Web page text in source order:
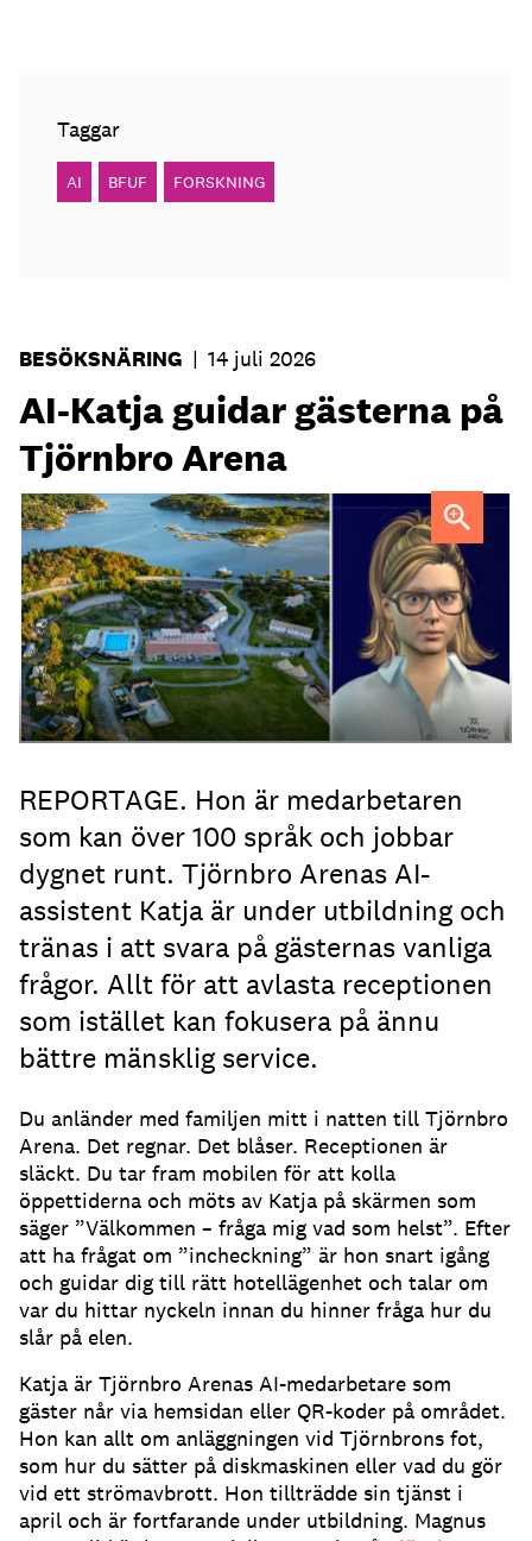
Taggar
AI BFUF FORSKNING
BESÖKSNÄRING | 14 juli 2026
AI-Katja guidar gästerna på
Tjörnbro Arena
AI-medarbetaren Katja tillträdde i tjänst i april.
REPORTAGE. Hon är medarbetaren
som kan över 100 språk och jobbar
dygnet runt. Tjörnbro Arenas AI-
assistent Katja är under utbildning och
tränas i att svara på gästernas vanliga
frågor. Allt för att avlasta receptionen
som istället kan fokusera på ännu
bättre mänsklig service.
Du anländer med familjen mitt i natten till Tjörnbro
Arena. Det regnar. Det blåser. Receptionen är
släckt. Du tar fram mobilen för att kolla
öppettiderna och möts av Katja på skärmen som
säger ”Välkommen – fråga mig vad som helst”. Efter
att ha frågat om ”incheckning” är hon snart igång
och guidar dig till rätt hotellägenhet och talar om
var du hittar nyckeln innan du hinner fråga hur du
slår på elen.
Katja är Tjörnbro Arenas AI-medarbetare som
gäster når via hemsidan eller QR-koder på området.
Hon kan allt om anläggningen vid Tjörnbrons fot,
som hur du sätter på diskmaskinen eller vad du gör
vid ett strömavbrott. Hon tillträdde sin tjänst i
april och är fortfarande under utbildning. Magnus